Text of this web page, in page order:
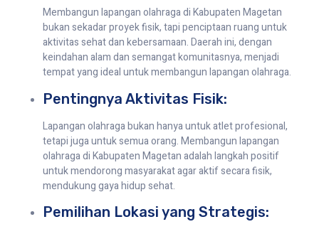
Membangun lapangan olahraga di Kabupaten Magetan
bukan sekadar proyek fisik, tapi penciptaan ruang untuk
aktivitas sehat dan kebersamaan. Daerah ini, dengan
keindahan alam dan semangat komunitasnya, menjadi
tempat yang ideal untuk membangun lapangan olahraga.
Pentingnya Aktivitas Fisik:
Lapangan olahraga bukan hanya untuk atlet profesional,
tetapi juga untuk semua orang. Membangun lapangan
olahraga di Kabupaten Magetan adalah langkah positif
untuk mendorong masyarakat agar aktif secara fisik,
mendukung gaya hidup sehat.
Pemilihan Lokasi yang Strategis: